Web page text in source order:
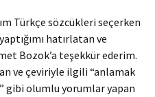
Türkçe sözcükleri seçerken
hatırlatan ve
Bozok’a teşekkür ederim.
ve çeviriyle ilgili “anlamak
gibi olumlu yorumlar yapan